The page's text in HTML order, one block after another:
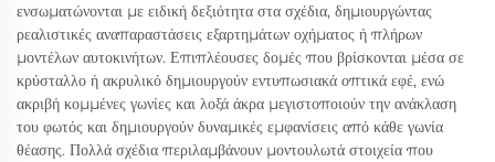
ενσωματώνονται με ειδική δεξιότητα στα σχέδια, δημιουργώντας
ρεαλιστικές αναπαραστάσεις εξαρτημάτων οχήματος ή πλήρων
μοντέλων αυτοκινήτων. Επιπλέουσες δομές που βρίσκονται μέσα σε
κρύσταλλο ή ακρυλικό δημιουργούν εντυπωσιακά οπτικά εφέ, ενώ
ακριβή κομμένες γωνίες και λοξά άκρα μεγιστοποιούν την ανάκλαση
του φωτός και δημιουργούν δυναμικές εμφανίσεις από κάθε γωνία
θέασης. Πολλά σχέδια περιλαμβάνουν μοντουλωτά στοιχεία που